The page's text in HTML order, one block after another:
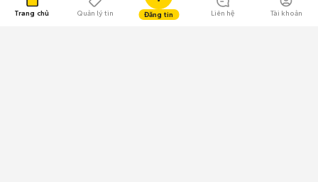
Trang chủ Quản lý tin Đăng tin Liên hệ Tài khoản